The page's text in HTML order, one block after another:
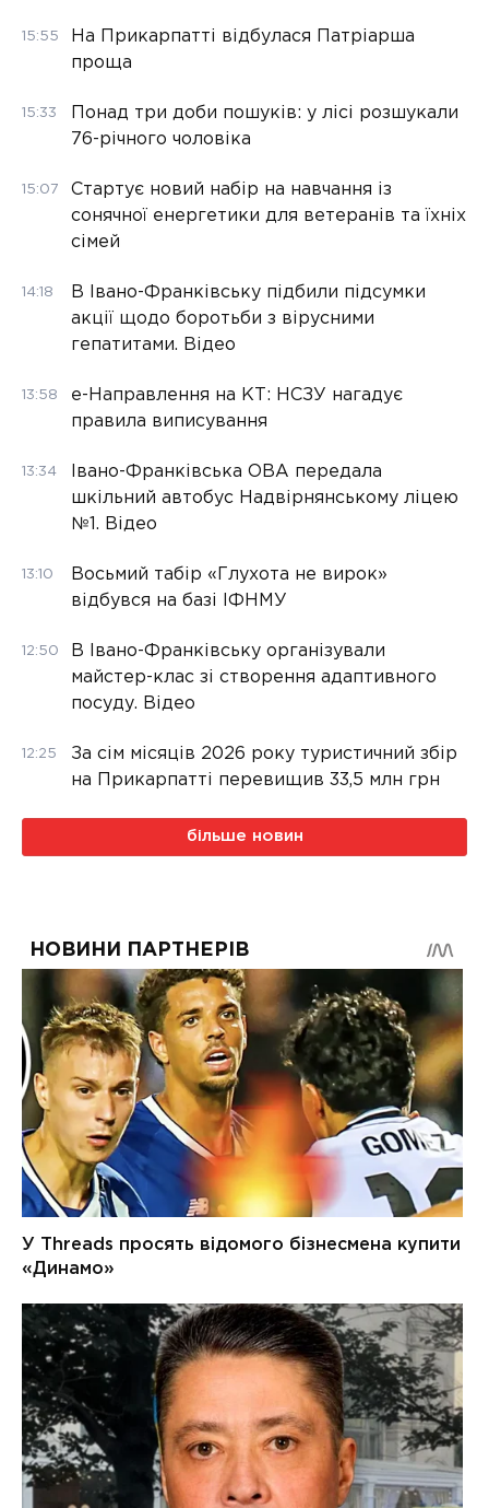
15:55
На Прикарпатті відбулася Патріарша
проща
15:33
Понад три доби пошуків: у лісі розшукали
76-річного чоловіка
15:07
Стартує новий набір на навчання із
сонячної енергетики для ветеранів та їхніх
сімей
14:18
В Івано-Франківську підбили підсумки
акції щодо боротьби з вірусними
гепатитами. Відео
13:58
е-Направлення на КТ: НСЗУ нагадує
правила виписування
13:34
Івано-Франківська ОВА передала
шкільний автобус Надвірнянському ліцею
№1. Відео
13:10
Восьмий табір «Глухота не вирок»
відбувся на базі ІФНМУ
12:50
В Івано-Франківську організували
майстер-клас зі створення адаптивного
посуду. Відео
12:25
За сім місяців 2026 року туристичний збір
на Прикарпатті перевищив 33,5 млн грн
більше новин